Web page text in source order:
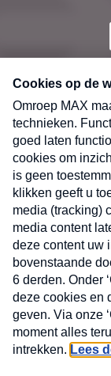
CONTACT
MAX
Neem hier
Consumenten
donderdag in